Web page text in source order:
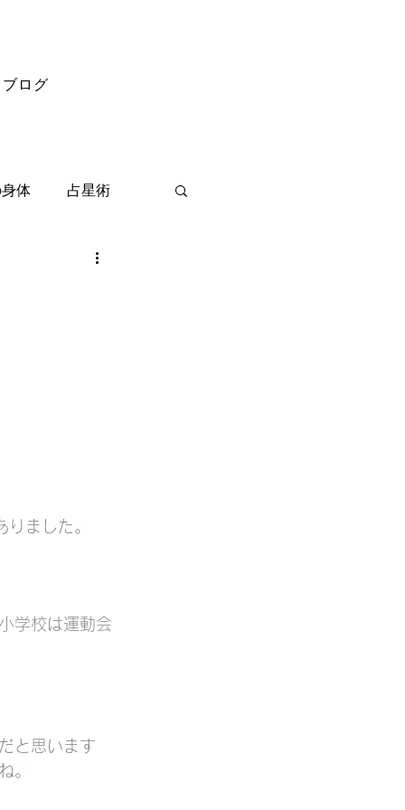
ブログ
体 占星術
ました。
学校は運動会
と思います
。